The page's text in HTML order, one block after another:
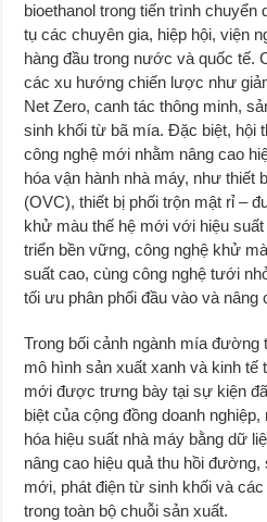
bioethanol trong tiến trình chuyển
tụ các chuyên gia, hiệp hội, viện
hàng đầu trong nước và quốc tế.
các xu hướng chiến lược như
Net Zero, canh tác thông minh,
sinh khối từ bã mía. Đặc biệt, hội
công nghệ mới nhằm nâng cao
hóa vận hành nhà máy, như thiết
(OVC), thiết bị phối trộn mật rỉ –
khử màu thế hệ mới với hiệu
triển bền vững, công nghệ khử
suất cao, cùng công nghệ tưới
tối ưu phân phối đầu vào và nâng
Trong bối cảnh ngành mía đường
mô hình sản xuất xanh và kinh tế
mới được trưng bày tại sự kiện
biệt của cộng đồng doanh
hóa hiệu suất nhà máy bằng dữ
nâng cao hiệu quả thu hồi đường,
mới, phát điện từ sinh khối và
trong toàn bộ chuỗi sản xuất.